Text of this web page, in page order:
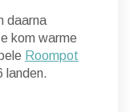
daarna
kom warme
Roompot
landen.